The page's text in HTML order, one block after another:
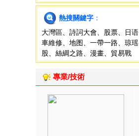
熱搜關鍵字 ：
大灣區
詩詞大會 股票 日语
車維修
地图 一帶一路 琼瑶
股
絲綢之路 漫畫 貿易戰
專業/技術